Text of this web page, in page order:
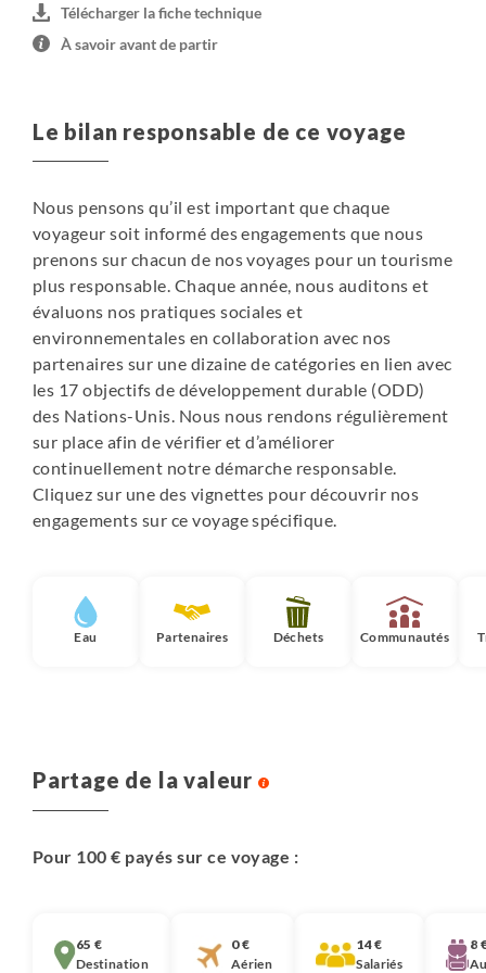
Télécharger la fiche technique
À savoir avant de partir
Le bilan responsable de ce voyage
Nous pensons qu’il est important que chaque
voyageur soit informé des engagements que nous
prenons sur chacun de nos voyages pour un tourisme
plus responsable. Chaque année, nous auditons et
évaluons nos pratiques sociales et
environnementales en collaboration avec nos
partenaires sur une dizaine de catégories en lien avec
les 17 objectifs de développement durable (ODD)
des Nations-Unis. Nous nous rendons régulièrement
sur place afin de vérifier et d’améliorer
continuellement notre démarche responsable.
Cliquez sur une des vignettes pour découvrir nos
engagements sur ce voyage spécifique.
Eau Partenaires Déchets Communautés
Partage de la valeur
Pour 100 € payés sur ce voyage :
65 €
Destination
0 €
Aérien
14 €
Salariés
8